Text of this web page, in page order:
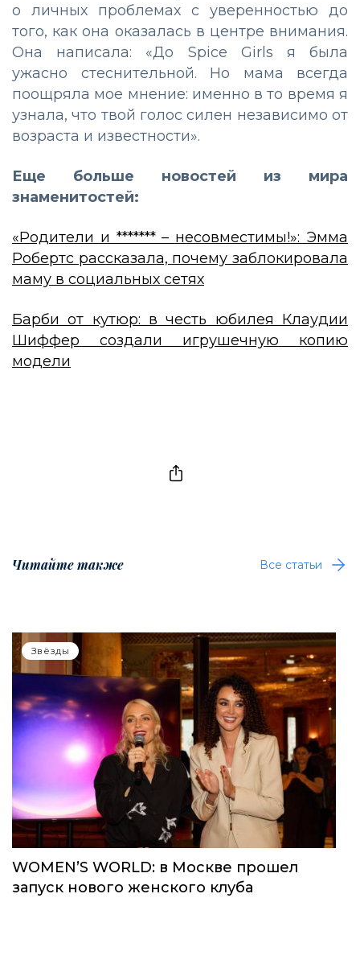
о личных проблемах с уверенностью до
того, как она оказалась в центре внимания.
Она написала: «До Spice Girls я была
ужасно стеснительной. Но мама всегда
поощряла мое мнение: именно в то время я
узнала, что твой голос силен независимо от
возраста и известности».
Еще больше новостей из мира
знаменитостей:
«Родители и ******* – несовместимы!»: Эмма
Робертс рассказала, почему заблокировала
маму в социальных сетях
Барби от кутюр: в честь юбилея Клаудии
Шиффер создали игрушечную копию
модели
Читайте также Все статьи
Звёзды